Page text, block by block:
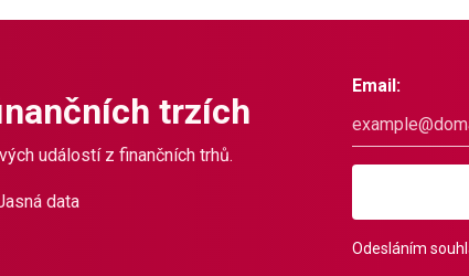
trzích
událostí z finančních trhů.
data
Email:
Odesláním